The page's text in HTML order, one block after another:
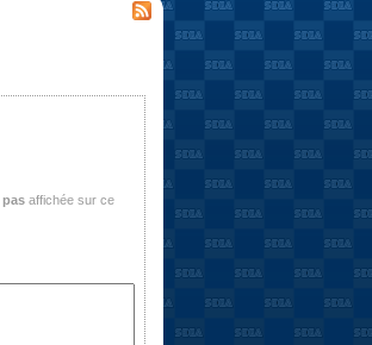
pasaffichée sur ce